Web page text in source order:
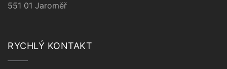
551 01 Jaroměř
RYCHLÝ KONTAKT